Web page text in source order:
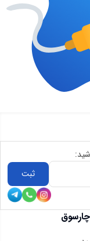
چارسوق
ثبت